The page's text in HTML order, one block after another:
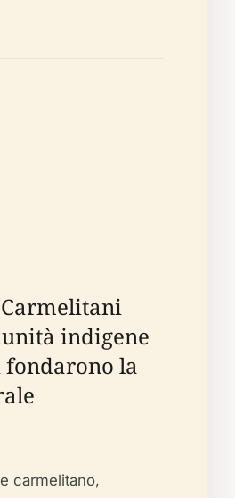
indigene
fondarono la
carmelitano,